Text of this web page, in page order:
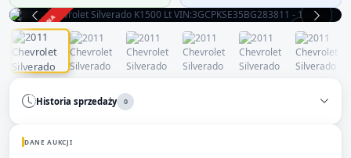
ZAKOŃCZONA
Historia sprzedaży 0
DANE AUKCJI